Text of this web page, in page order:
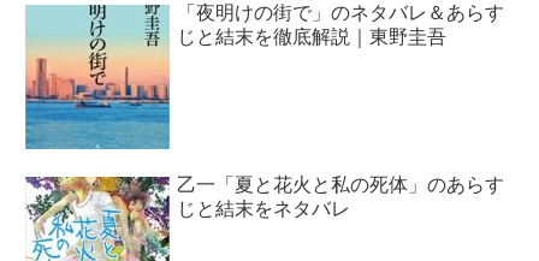
「夜明けの街で」のネタバレ＆あらす
じと結末を徹底解説｜東野圭吾
乙一「夏と花火と私の死体」のあらす
じと結末をネタバレ